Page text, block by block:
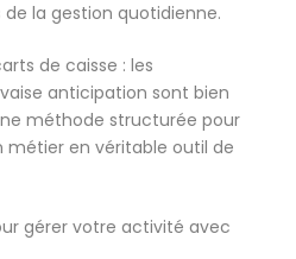
la gestion quotidienne.
de caisse : les
anticipation sont bien
méthode structurée pour
en véritable outil de
gérer votre activité avec